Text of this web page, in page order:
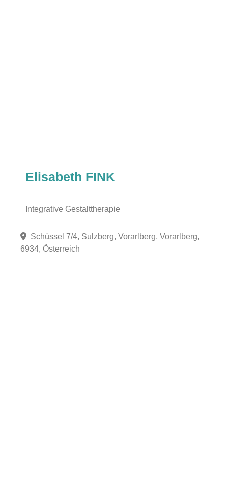
Elisabeth FINK
Integrative Gestalttherapie
Schüssel 7/4, Sulzberg, Vorarlberg, Vorarlberg,
6934, Österreich